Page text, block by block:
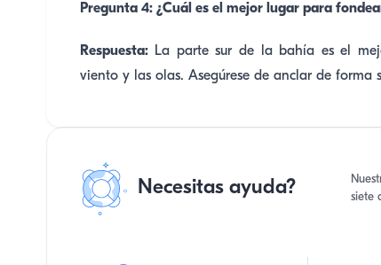
Pregunta 4: ¿Cuál es el mejor lugar para
Respuesta:La parte sur de la bahía es el
viento y las olas. Asegúrese de anclar de
Necesitas ayuda?
siete